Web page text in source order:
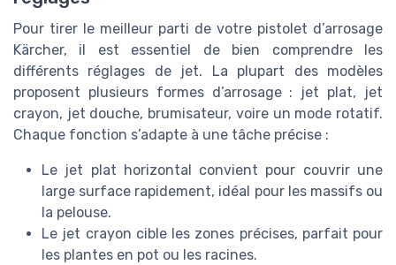
Pour tirer le meilleur parti de votre pistolet d’arrosage
Kärcher, il est essentiel de bien comprendre les
différents réglages de jet. La plupart des modèles
proposent plusieurs formes d’arrosage : jet plat, jet
crayon, jet douche, brumisateur, voire un mode rotatif.
Chaque fonction s’adapte à une tâche précise :
Le jet plat horizontal convient pour couvrir une
large surface rapidement, idéal pour les massifs ou
la pelouse.
Le jet crayon cible les zones précises, parfait pour
les plantes en pot ou les racines.